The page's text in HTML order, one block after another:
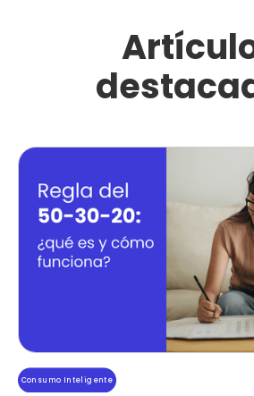
Consumo Inteligente